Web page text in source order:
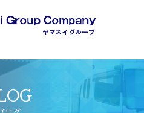
に運送するヤマスイグループ